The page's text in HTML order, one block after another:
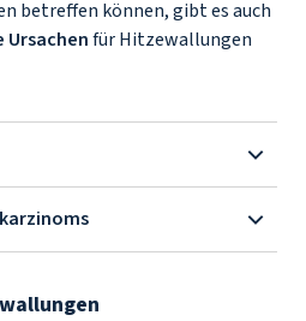
betreffen können, gibt es auch
für Hitzewallungen